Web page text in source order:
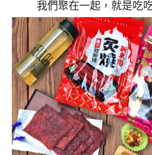
我們聚在一起，就是吃